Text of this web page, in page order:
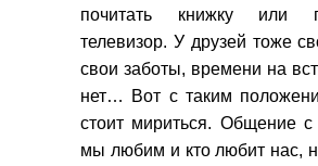
почитать книжку или
телевизор. У друзей тоже
свои заботы, времени на
нет… Вот с таким
стоит мириться. Общение с
мы любим и кто любит нас,